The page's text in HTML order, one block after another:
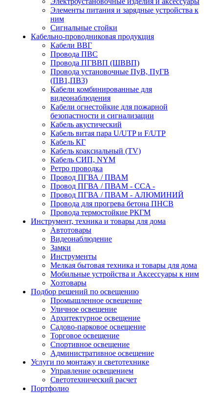
Элементы питания и зарядные устройства к
ним
Сигнальные стойки
Кабельно-проводниковая продукция
Кабели ВВГ
Провода ПВС
Провода ПГВВП (ШВВП)
Провода установочные ПуВ, ПуГВ
(ПВ1,ПВ3)
Кабели комбинированные для
видеонаблюдения
Кабели огнестойкие для пожарной
безопастности и сигнализации
Кабель акустический
Кабель витая пара U/UTP и F/UTP
Кабель КГ
Кабель коаксиальный (TV)
Кабель СИП, NYM
Ретро проводка
Провод ПГВА / ПВАМ
Провод ПГВА / ПВАМ - CCA -
Провод ПГВА / ПВАМ - АЛЮМИНИЙ
Провода для прогрева бетона ПНСВ
Провода термостойкие РКГМ
Инструмент, техника и товары для дома
Автотовары
Видеонаблюдение
Замки
Инструменты
Мелкая бытовая техника и товары для дома
Мобильные устройства и Аксессуары к ним
Хозтовары
Подбор решений по освещению
Промышленное освещение
Уличное освещение
Архитектурное освещение
Садово-парковое освещение
Торговое освещение
Спортивное освещение
Административное освещение
Услуги по монтажу и светотехнике
Управление освещением
Светотехнический расчет
Портфолио